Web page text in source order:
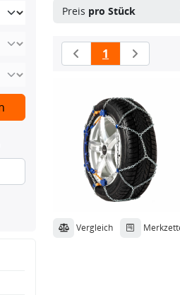
Preis pro Stück
1
Vergleich